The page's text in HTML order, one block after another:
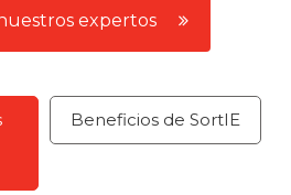
expertos
Beneficios de SortIE